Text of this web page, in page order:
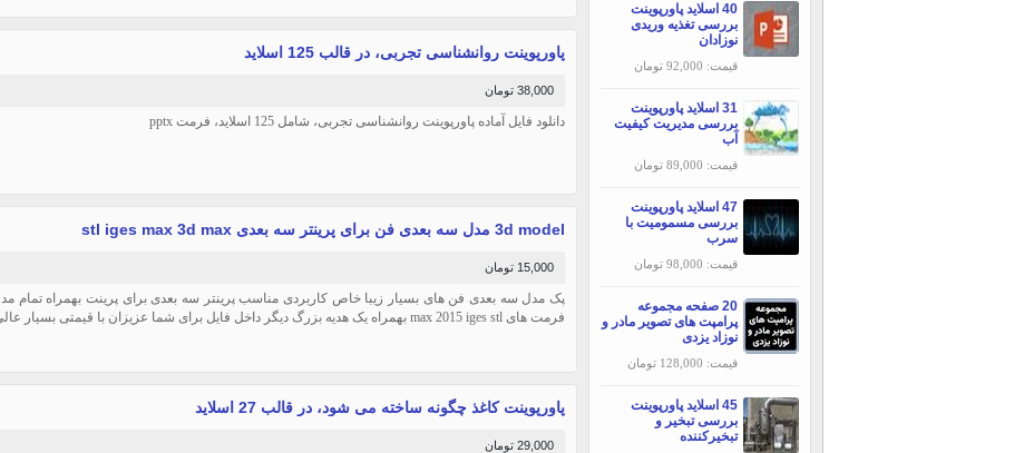
40 اسلاید پاورپوینت
بررسی تغذیه وریدی
نوزادان
قیمت: 92,000 تومان
31 اسلاید پاورپوینت
بررسی مديريت كيفيت
آب
قیمت: 89,000 تومان
47 اسلاید پاورپوینت
بررسی مسمومیت با
سرب
قیمت: 98,000 تومان
20 صفحه مجموعه
پرامپت های تصویر مادر و
نوزاد یزدی
قیمت: 128,000 تومان
45 اسلاید پاورپوینت
بررسی تبخير و
تبخيركننده
پاورپوینت روانشناسی تجربی، در قالب 125 اسلاید
38,000 تومان
دانلود فایل آماده پاورپوینت روانشناسی تجربی، شامل 125 اسلاید، فرمت pptx
3d model مدل سه بعدی فن برای پرینتر سه بعدی stl iges max 3d max
15,000 تومان
پک مدل سه بعدی فن های بسیار زیبا خاص کاربردی مناسب پرینتر سه بعدی برای پرینت بهمراه تمام
فرمت های max 2015 iges stl بهمراه یک هدیه بزرگ دیگر داخل فایل برای شما عزیزان با قیمتی بسیار عالی
پاورپوینت کاغذ چگونه ساخته می شود، در قالب 27 اسلاید
29,000 تومان